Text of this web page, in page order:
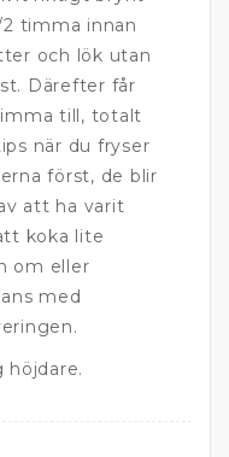
timma innan
och lök utan
Därefter får
till, totalt
när du fryser
först, de blir
att ha varit
koka lite
om eller
med
höjdare.